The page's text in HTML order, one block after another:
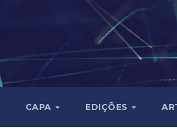
CAPA EDIÇÕES